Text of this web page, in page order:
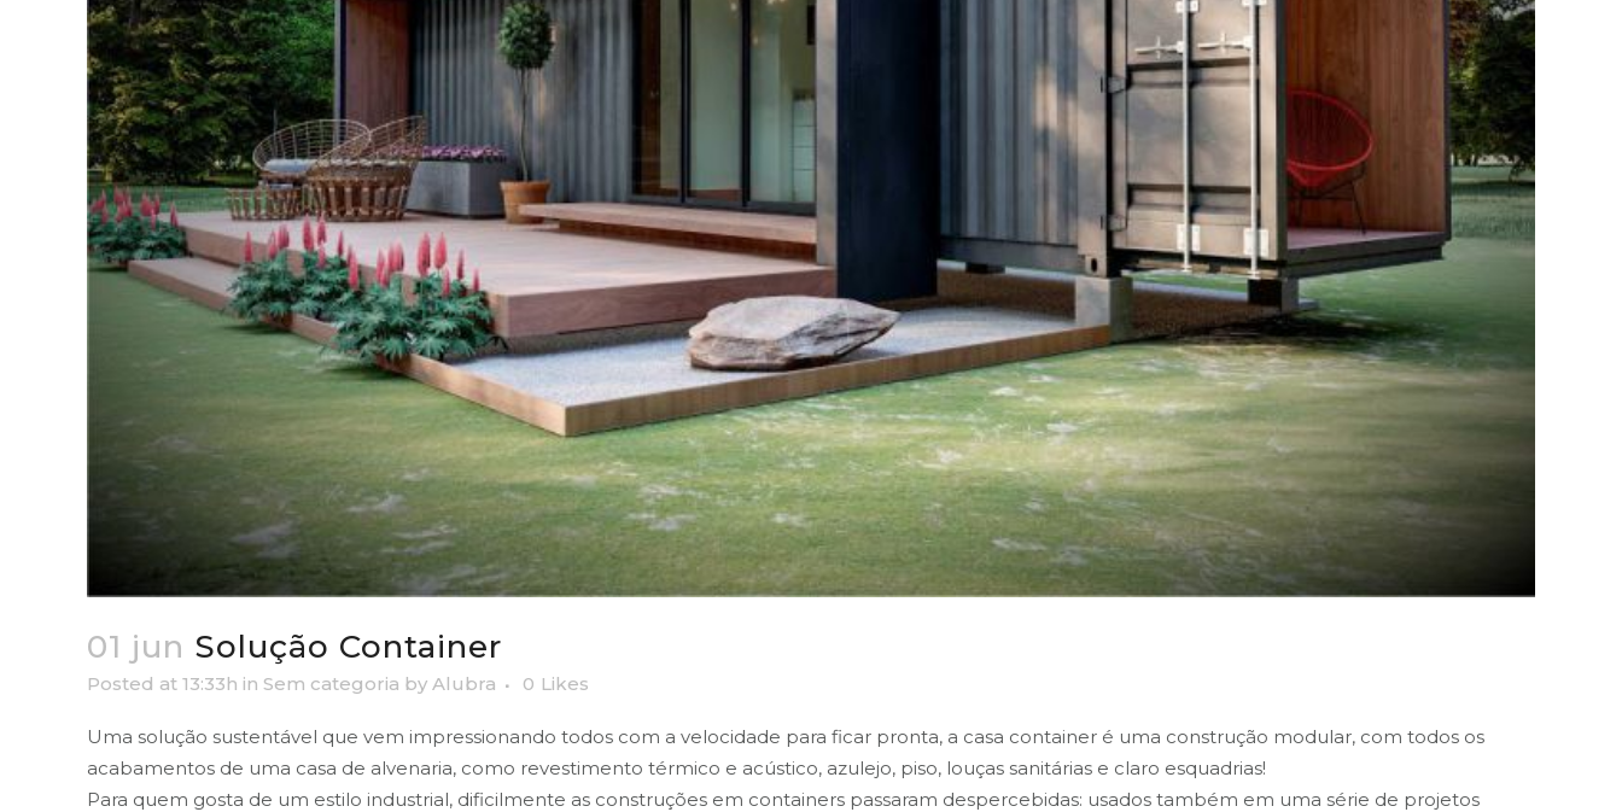
01 jun Solução Container
Posted at 13:33h in Sem categoria by Alubra 0 Likes
Uma solução sustentável que vem impressionando todos com a velocidade para ficar pronta, a casa container é uma construção modular, com todos os
acabamentos de uma casa de alvenaria, como revestimento térmico e acústico, azulejo, piso, louças sanitárias e claro esquadrias!
Para quem gosta de um estilo industrial, dificilmente as construções em containers passaram despercebidas: usados também em uma série de projetos